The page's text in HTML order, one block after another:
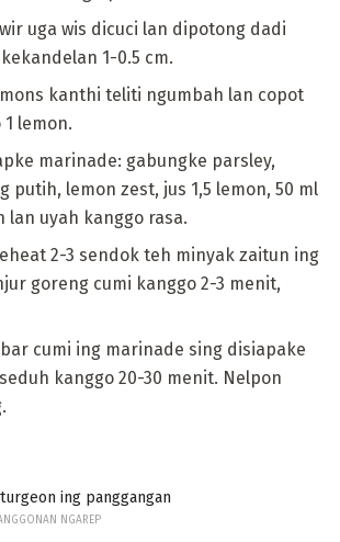
uga wis dicuci lan dipotong dadi
1-0.5 cm.
kanthi teliti ngumbah lan copot
lemon.
marinade: gabungke parsley,
putih, lemon zest, jus 1,5 lemon, 50 ml
lan uyah kanggo rasa.
2-3 sendok teh minyak zaitun ing
goreng cumi kanggo 2-3 menit,
cumi ing marinade sing disiapake
kanggo 20-30 menit. Nelpon
ing panggangan
NGAREP